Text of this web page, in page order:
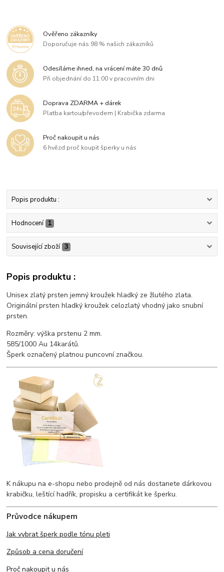
Ověřeno zákazníky
Doporučuje nás 98 % našich zákazníků
Odesíláme ihned, na vrácení máte 30 dnů
Při objednání do 11:00 v pracovním dni
Doprava ZDARMA + dárek
Platba kartou/převodem | Krabička zdarma
Proč nakoupit u nás
6 hvězd proč koupit šperky u nás
Popis produktu :
Hodnocení 1
Související zboží 3
Popis produktu :
Unisex zlatý prsten jemný kroužek hladký ze žlutého zlata.
Originální prsten hladký kroužek celozlatý vhodný jako snubní
prsten.
Rozměry: výška prstenu 2 mm.
585/1000 Au 14karátů.
Šperk označený platnou puncovní značkou.
K nákupu na e-shopu nebo prodejně od nás dostanete dárkovou
krabičku, leštící hadřík, propisku a certifikát ke šperku.
Průvodce nákupem
Jak vybrat šperk podle tónu pleti
Způsob a cena doručení
Proč nakoupit u nás